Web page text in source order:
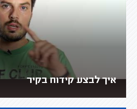
איך לבצע קידוח בקיר